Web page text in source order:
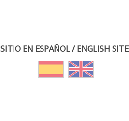
SITIO EN ESPAÑOL / ENGLISH SITE